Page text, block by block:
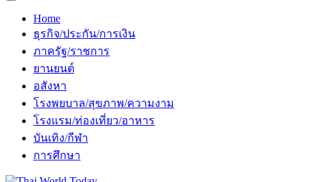
Home
ธุรกิจ/ประกัน/การเงิน
ภาครัฐ/ราชการ
ยานยนต์
อสังหา
โรงพยบาล/สุขภาพ/ความงาม
โรงแรม/ท่องเที่ยว/อาหาร
บันเทิง/กีฬา
การศึกษา